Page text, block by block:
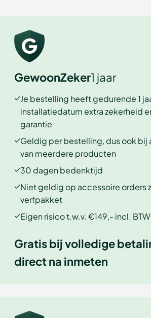
GewoonZeker1 jaar
Je bestelling heeft gedurende 1
installatiedatum extra zekerheid
garantie
Geldig per bestelling, dus ook bij
van meerdere producten
30 dagen bedenktijd
Niet geldig op accessoire orders
verfpakket
Eigen risico t.w.v. €149,- incl. BTW
Gratis bij volledige
direct na inmeten